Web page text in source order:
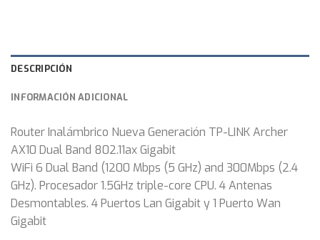
DESCRIPCIÓN
INFORMACIÓN ADICIONAL
Router Inalámbrico Nueva Generación TP-LINK Archer
AX10 Dual Band 802.11ax Gigabit
WiFi 6 Dual Band (1200 Mbps (5 GHz) and 300Mbps (2.4
GHz). Procesador 1.5GHz triple-core CPU. 4 Antenas
Desmontables. 4 Puertos Lan Gigabit y 1 Puerto Wan
Gigabit